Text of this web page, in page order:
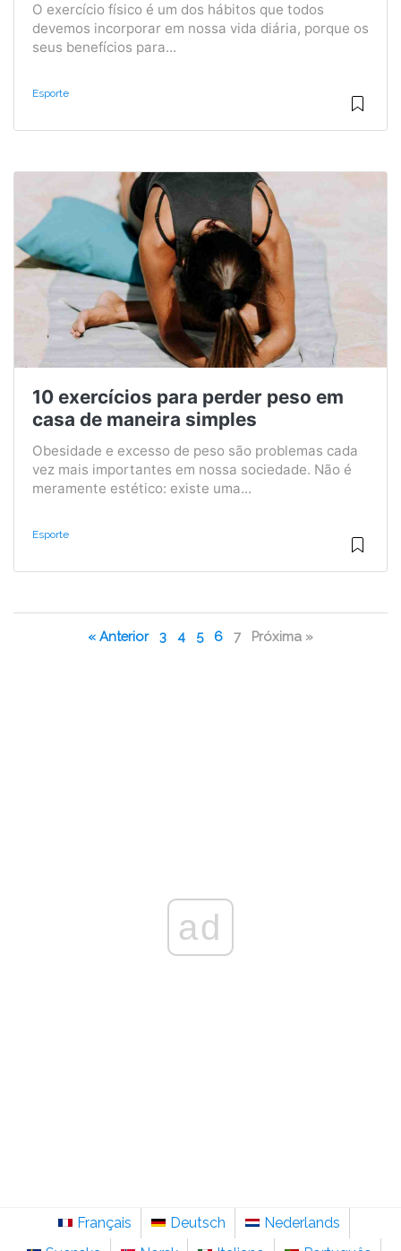
O exercício físico é um dos hábitos que todos
devemos incorporar em nossa vida diária, porque os
seus benefícios para...
Esporte
10 exercícios para perder peso em
casa de maneira simples
Obesidade e excesso de peso são problemas cada
vez mais importantes em nossa sociedade. Não é
meramente estético: existe uma...
Esporte
« Anterior 3 4 5 6 7 Próxima »
ad
Français Deutsch
Nederlands